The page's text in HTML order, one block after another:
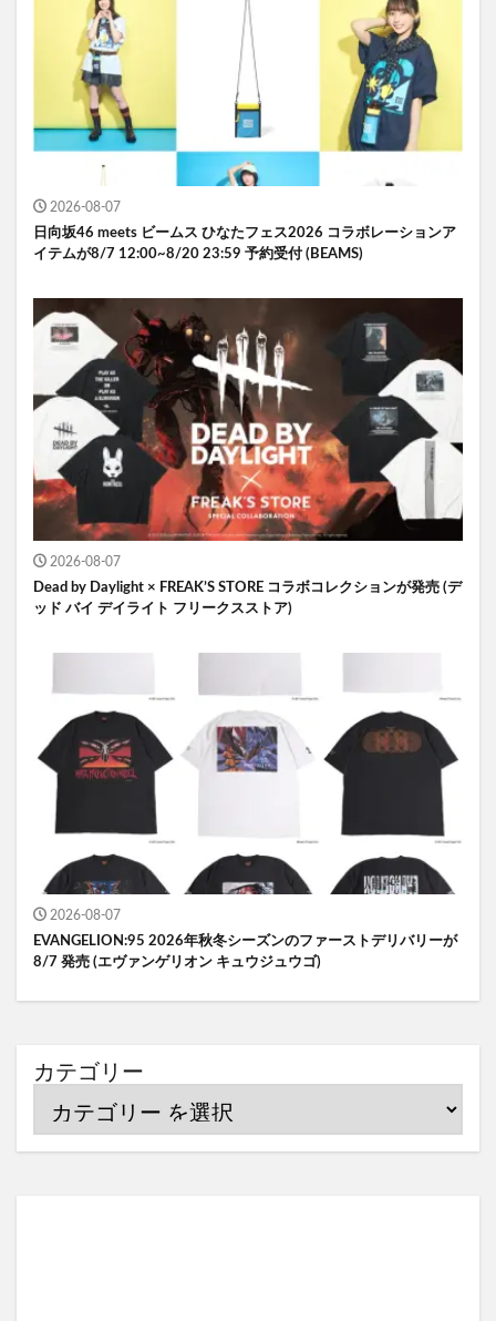
2026-08-07
日向坂46 meets ビームス ひなたフェス2026 コラボレーションア
イテムが8/7 12:00~8/20 23:59 予約受付 (BEAMS)
2026-08-07
Dead by Daylight × FREAK’S STORE コラボコレクションが発売 (デ
ッド バイ デイライト フリークスストア)
2026-08-07
EVANGELION:95 2026年秋冬シーズンのファーストデリバリーが
8/7 発売 (エヴァンゲリオン キュウジュウゴ)
カテゴリー